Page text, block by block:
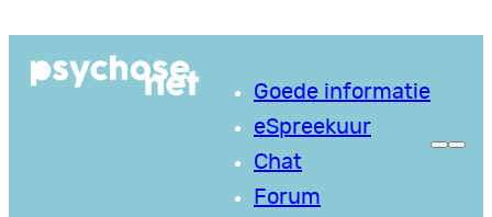
naar
Goede informatie
eSpreekuur
Chat
Forum